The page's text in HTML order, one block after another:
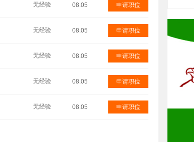
无经验 08.05 申请职位
无经验 08.05 申请职位
无经验 08.05 申请职位
无经验 08.05 申请职位
无经验 08.05 申请职位